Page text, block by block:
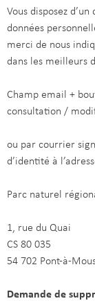
Vous disposez
données
merci de nous
dans les meilleurs
Champ email +
consultation /
ou par courrier
d’identité à
Parc naturel
1, rue du Quai
CS 80 035
54 702 Pont-à-
Demande de